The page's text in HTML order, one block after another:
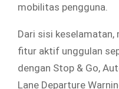
mobilitas pengguna.
Dari sisi
fitur aktif unggulan
dengan Stop & Go,
Lane Departure